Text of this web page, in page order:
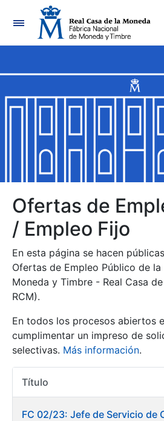
Navegación
Mostrar/Ocultar
Mostrar/Ocultar
Mostrar/Ocultar
Mostrar/Ocultar
Mostrar/Ocultar
Ofertas de
/ Empleo Fijo
En esta página se hacen
Ofertas de Empleo Público de
Moneda y Timbre - Real Casa
RCM).
En todos los procesos abiertos
cumplimentar un impreso de
selectivas. Más información.
Título